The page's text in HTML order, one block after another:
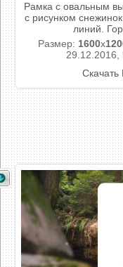
Рамка с овальным
с рисунком
линий.
Размер: 1600x
29.12.2016,